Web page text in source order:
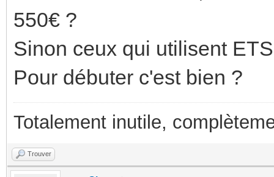
550€ ?
Sinon ceux qui utilisent
Pour débuter c'est bien ?
Totalement inutile,
Trouver